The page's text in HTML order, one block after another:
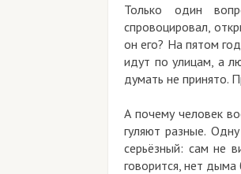
Только один
спровоцировал,
он его? На пятом году
идут по улицам, а
думать не принято.
А почему человек
гуляют разные. Одну
серьёзный: сам не
говорится, нет дыма